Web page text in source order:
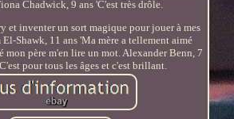
Chadwick, 9 ans 'C'est très drôle.
et inventer un sort magique pour jouer à mes
El-Shawk, 11 ans 'Ma mère a tellement aimé
mon père m'en lire un mot. Alexander Benn, 7
pour tous les âges et c'est brillant.